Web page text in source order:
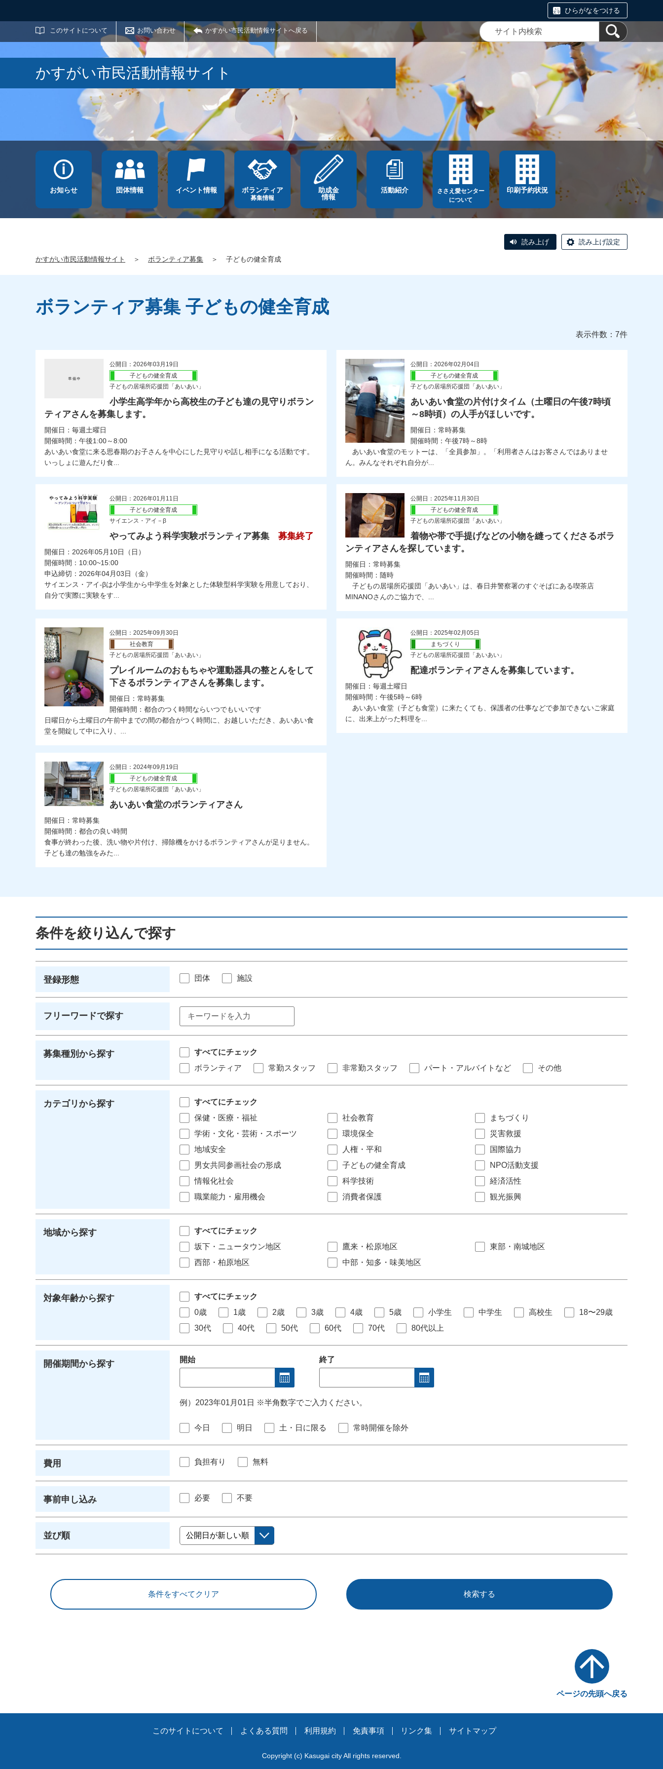
ひらがなをつける
このサイトについて お問い合わせ かすがい市民活動情報サイトへ戻る
サイト内検索
かすがい市民活動情報サイト
お知らせ 団体情報 イベント情報 ボランティア
募集情報
助成金
情報
活動紹介
ささえ愛センター
について
印刷予約状況
読み上げ 読み上げ設定
かすがい市民活動情報サイト ＞ ボランティア募集 ＞ 子どもの健全育成
ボランティア募集 子どもの健全育成
表示件数：7件
公開日：2026年03月19日
子どもの健全育成
子どもの居場所応援団「あいあい」
小学生高学年から高校生の子ども達の見守りボラン
ティアさんを募集します。
開催日：毎週土曜日
開催時間：午後1:00～8:00
あいあい食堂に来る思春期のお子さんを中心にした見守りや話し相手になる活動です。
いっしょに遊んだり食...
公開日：2026年02月04日
子どもの健全育成
子どもの居場所応援団「あいあい」
あいあい食堂の片付けタイム（土曜日の午後7時頃
～8時頃）の人手がほしいです。
開催日：常時募集
開催時間：午後7時～8時
あいあい食堂のモットーは、「全員参加」。「利用者さんはお客さんではありませ
ん。みんなそれぞれ自分が...
公開日：2026年01月11日
子どもの健全育成
サイエンス・アイ－β
やってみよう科学実験ボランティア募集 募集終了
開催日：2026年05月10日（日）
開催時間：10:00~15:00
申込締切：2026年04月03日（金）
サイエンス・アイ-βは小学生から中学生を対象とした体験型科学実験を用意しており、
自分で実際に実験をす...
公開日：2025年11月30日
子どもの健全育成
子どもの居場所応援団「あいあい」
着物や帯で手提げなどの小物を縫ってくださるボラ
ンティアさんを探しています。
開催日：常時募集
開催時間：随時
子どもの居場所応援団「あいあい」は、春日井警察署のすぐそばにある喫茶店
MINANOさんのご協力で、...
公開日：2025年09月30日
社会教育
子どもの居場所応援団「あいあい」
プレイルームのおもちゃや運動器具の整とんをして
下さるボランティアさんを募集します。
開催日：常時募集
開催時間：都合のつく時間ならいつでもいいです
日曜日から土曜日の午前中までの間の都合がつく時間に、お越しいただき、あいあい食
堂を開錠して中に入り、...
公開日：2025年02月05日
まちづくり
子どもの居場所応援団「あいあい」
配達ボランティアさんを募集しています。
開催日：毎週土曜日
開催時間：午後5時～6時
あいあい食堂（子ども食堂）に来たくても、保護者の仕事などで参加できないご家庭
に、出来上がった料理を...
公開日：2024年09月19日
子どもの健全育成
子どもの居場所応援団「あいあい」
あいあい食堂のボランティアさん
開催日：常時募集
開催時間：都合の良い時間
食事が終わった後、洗い物や片付け、掃除機をかけるボランティアさんが足りません。
子ども達の勉強をみた...
条件を絞り込んで探す
登録形態 団体 施設
フリーワードで探す
募集種別から探す
すべてにチェック
ボランティア
常勤スタッフ 非常勤スタッフ パート・アルバイトなど その他
カテゴリから探す
すべてにチェック
保健・医療・福祉
社会教育
まちづくり
学術・文化・芸術・スポーツ
環境保全
災害救援
地域安全
人権・平和
国際協力
男女共同参画社会の形成
子どもの健全育成
NPO活動支援
情報化社会
科学技術
経済活性
職業能力・雇用機会
消費者保護 観光振興
地域から探す
すべてにチェック
坂下・ニュータウン地区
鷹来・松原地区
東部・南城地区
西部・柏原地区
中部・知多・味美地区
対象年齢から探す
すべてにチェック
0歳
1歳 2歳 3歳 4歳 5歳 小学生 中学生 高校生
18〜29歳
30代
40代 50代 60代 70代 80代以上
開催期間から探す 開始 終了
例）2023年01月01日 ※半角数字でご入力ください。
今日 明日 土・日に限る 常時開催を除外
費用 負担有り 無料
事前申し込み 必要 不要
並び順
検索する
ページの先頭へ戻る
このサイトについて よくある質問 利用規約 免責事項 リンク集 サイトマップ
Copyright (c) Kasugai city All rights reserved.